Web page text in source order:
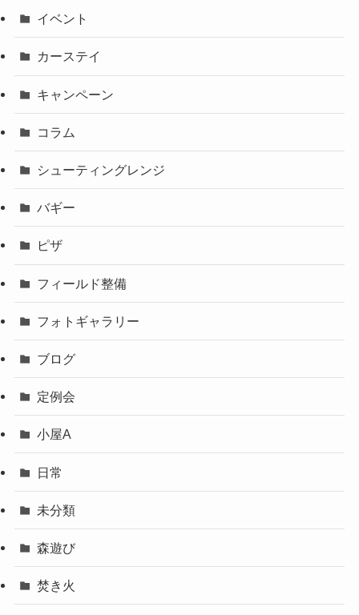
イベント
カーステイ
キャンペーン
コラム
シューティングレンジ
バギー
ピザ
フィールド整備
フォトギャラリー
ブログ
定例会
小屋A
日常
未分類
森遊び
焚き火